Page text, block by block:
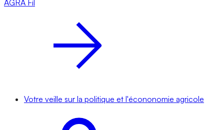
AGRA Fil
Votre veille sur la politique et l'écononomie agricole